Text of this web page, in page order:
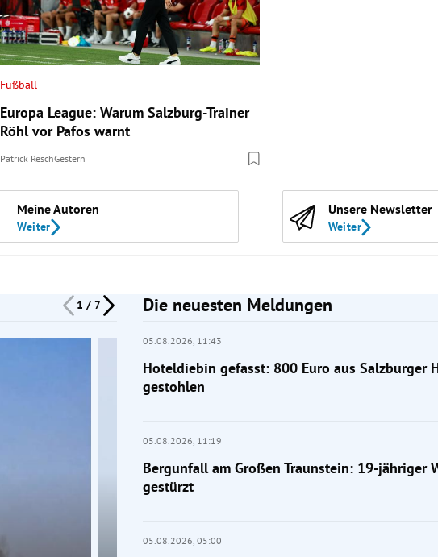
Fußball
Europa League: Warum Salzburg-Trainer
Röhl vor Pafos warnt
Patrick ReschGestern
Meine Autoren
Weiter
Unsere Newsletter
Weiter
1 / 7 Die neuesten Meldungen
05.08.2026, 11:43
Hoteldiebin gefasst: 800 Euro aus Salzburger
gestohlen
05.08.2026, 11:19
Bergunfall am Großen Traunstein: 19-jähriger
gestürzt
05.08.2026, 05:00